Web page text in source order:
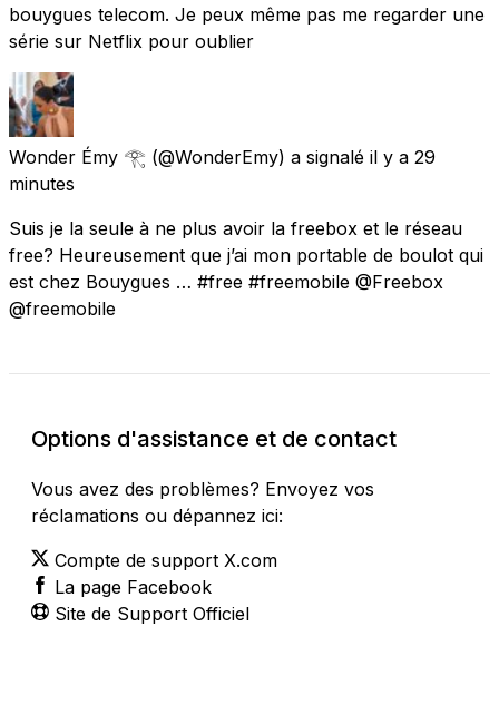
bouygues telecom. Je peux même pas me regarder une
série sur Netflix pour oublier
Wonder Émy 𓂀 (@WonderEmy) a signalé il y a 29
minutes
Suis je la seule à ne plus avoir la freebox et le réseau
free? Heureusement que j’ai mon portable de boulot qui
est chez Bouygues … #free #freemobile @Freebox
@freemobile
Options d'assistance et de contact
Vous avez des problèmes? Envoyez vos
réclamations ou dépannez ici:
Compte de support X.com
La page Facebook
Site de Support Officiel